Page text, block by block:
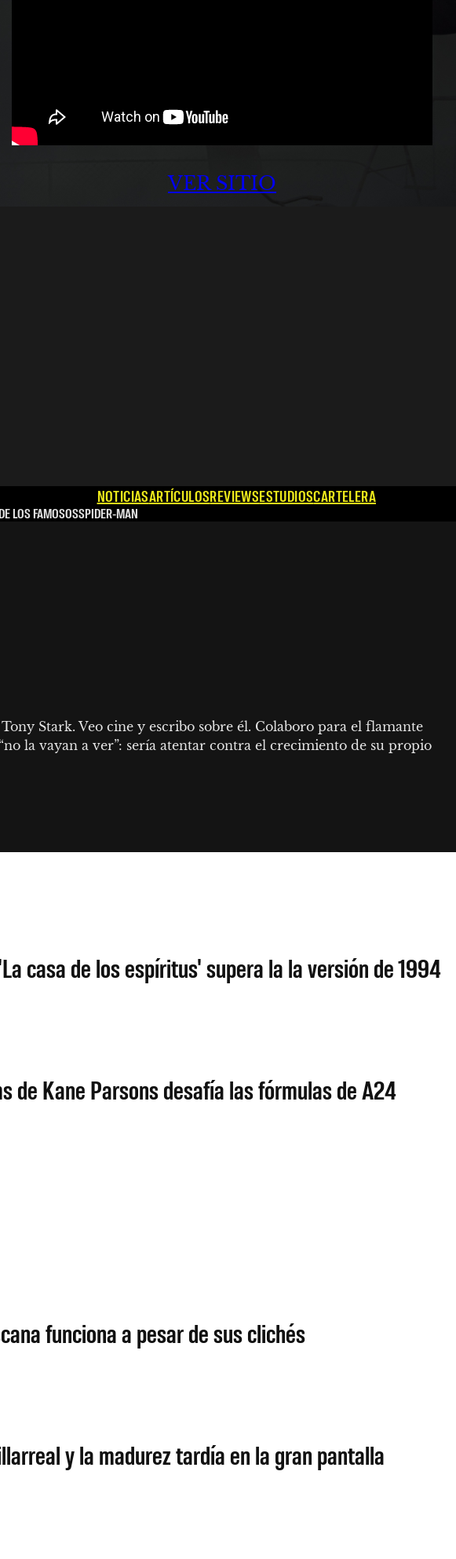
VER SITIO
NOTICIASARTÍCULOSREVIEWSESTUDIOSCARTELERA
LOS FAMOSOSSPIDER-MAN
Stark. Veo cine y escribo sobre él. Colaboro para el flamante
la vayan a ver”: sería atentar contra el crecimiento de su propio
casa de los espíritus' supera la la versión de 1994
de Kane Parsons desafía las fórmulas de A24
funciona a pesar de sus clichés
y la madurez tardía en la gran pantalla